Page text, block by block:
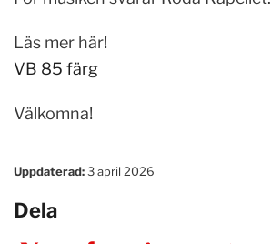
Läs mer här!
VB 85 färg
Välkomna!
Uppdaterad:3 april 2026
Dela